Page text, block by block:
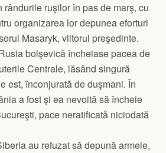
rândurile ruşilor în pas de marş, cu
organizarea lor depunea eforturi
Masaryk, viitorul preşedinte.
bolşevică încheiase pacea de
Centrale, lăsând singură
est, înconjurată de duşmani. În
a fost şi ea nevoită să încheie
pace neratificată niciodată
au refuzat să depună armele,